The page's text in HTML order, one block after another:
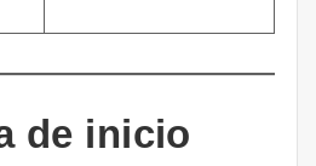
de inicio